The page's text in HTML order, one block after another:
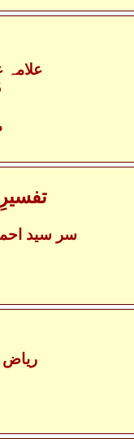
-
- سر سید
-